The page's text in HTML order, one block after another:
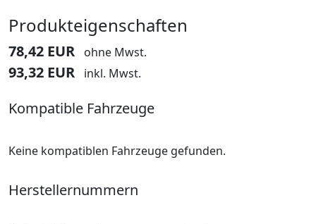
Produkteigenschaften
78,42 EUR ohne Mwst.
93,32 EUR inkl. Mwst.
Kompatible Fahrzeuge
Keine kompatiblen Fahrzeuge gefunden.
Herstellernummern